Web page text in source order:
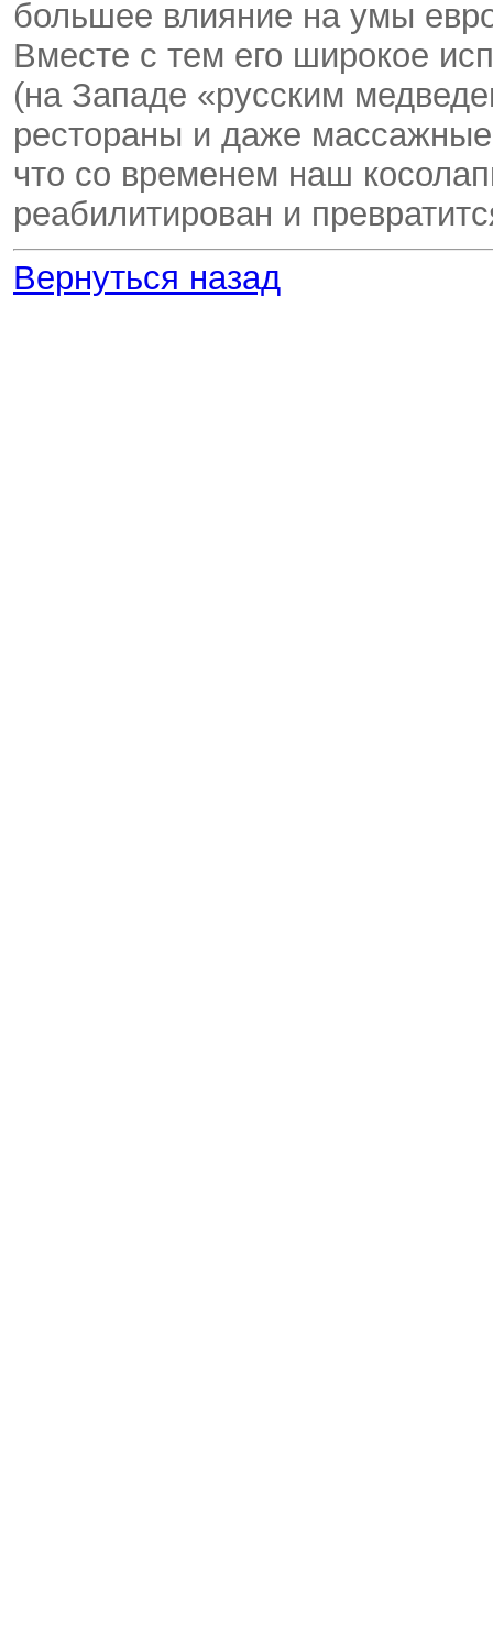
большее влияние на умы
Вместе с тем его широкое
(на Западе «русским
рестораны и даже
что со временем наш
реабилитирован и
Вернуться назад